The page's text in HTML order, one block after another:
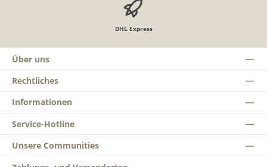
DHL Express
Über uns
Rechtliches
Informationen
Service-Hotline
Unsere Communities